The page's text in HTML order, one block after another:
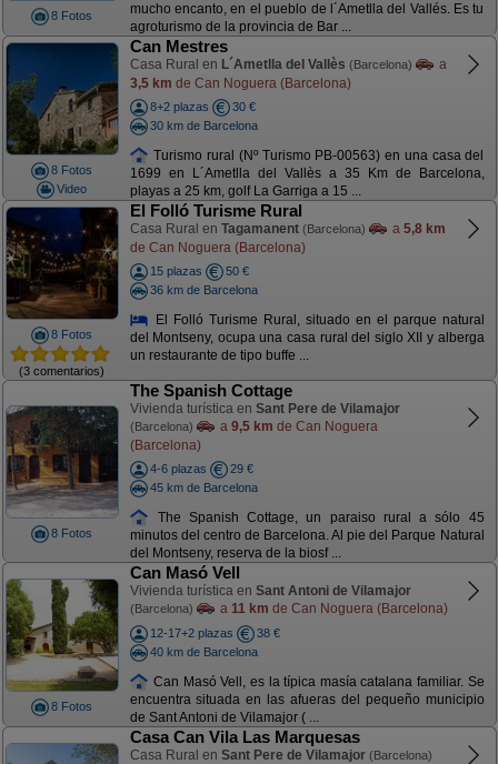
8 Fotos
mucho encanto, en el pueblo de l´Ametlla del Vallés. Es tu
agroturismo de la provincia de Bar ...
8 Fotos
Video
Can Mestres
Casa Rural en L´Ametlla del Vallès (Barcelona)
a
3,5 km de Can Noguera (Barcelona)
8+2 plazas
30 €
30 km de Barcelona
Turismo rural (Nº Turismo PB-00563) en una casa del
1699 en L´Ametlla del Vallès a 35 Km de Barcelona,
playas a 25 km, golf La Garriga a 15 ...
8 Fotos
(3 comentarios)
El Folló Turisme Rural
Casa Rural en Tagamanent (Barcelona) a 5,8 km
de Can Noguera (Barcelona)
15 plazas
50 €
36 km de Barcelona
El Folló Turisme Rural, situado en el parque natural
del Montseny, ocupa una casa rural del siglo XII y alberga
un restaurante de tipo buffe ...
8 Fotos
The Spanish Cottage
Vivienda turística en Sant Pere de Vilamajor
(Barcelona) a 9,5 km de Can Noguera
(Barcelona)
4-6 plazas
29 €
45 km de Barcelona
The Spanish Cottage, un paraiso rural a sólo 45
minutos del centro de Barcelona. Al pie del Parque Natural
del Montseny, reserva de la biosf ...
8 Fotos
Can Masó Vell
Vivienda turística en Sant Antoni de Vilamajor
(Barcelona) a 11 km de Can Noguera (Barcelona)
12-17+2 plazas
38 €
40 km de Barcelona
Can Masó Vell, es la típica masía catalana familiar. Se
encuentra situada en las afueras del pequeño municipio
de Sant Antoni de Vilamajor ( ...
Casa Can Vila Las Marquesas
Casa Rural en Sant Pere de Vilamajor (Barcelona)